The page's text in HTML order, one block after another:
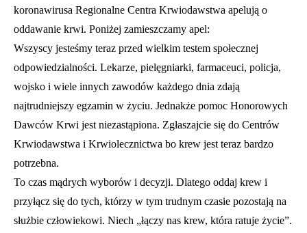
koronawirusa Regionalne Centra Krwiodawstwa apelują o
oddawanie krwi. Poniżej zamieszczamy apel:
Wszyscy jesteśmy teraz przed wielkim testem społecznej
odpowiedzialności. Lekarze, pielęgniarki, farmaceuci, policja,
wojsko i wiele innych zawodów każdego dnia zdają
najtrudniejszy egzamin w życiu. Jednakże pomoc Honorowych
Dawców Krwi jest niezastąpiona. Zgłaszajcie się do Centrów
Krwiodawstwa i Krwiolecznictwa bo krew jest teraz bardzo
potrzebna.
To czas mądrych wyborów i decyzji. Dlatego oddaj krew i
przyłącz się do tych, którzy w tym trudnym czasie pozostają na
służbie człowiekowi. Niech „łączy nas krew, która ratuje życie”.